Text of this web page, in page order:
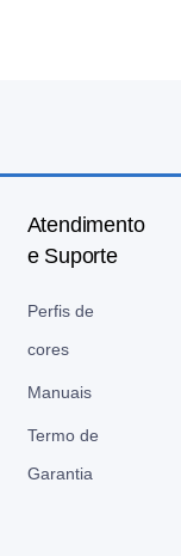
Atendimento
e Suporte
Perfis de
cores
Manuais
Termo de
Garantia